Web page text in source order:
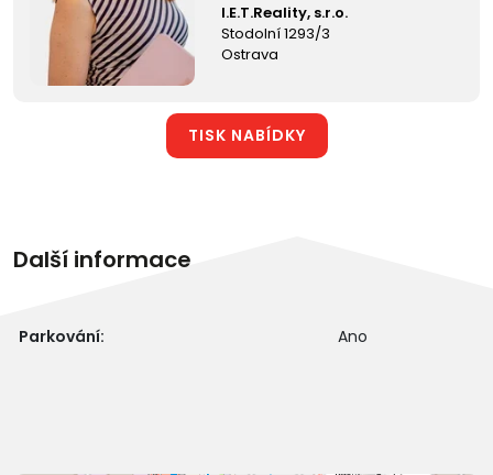
I.E.T.Reality, s.r.o.
Stodolní 1293/3
Ostrava
TISK NABÍDKY
Další informace
Parkování: Ano